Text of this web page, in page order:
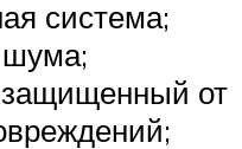
система;
шума;
защищенный от